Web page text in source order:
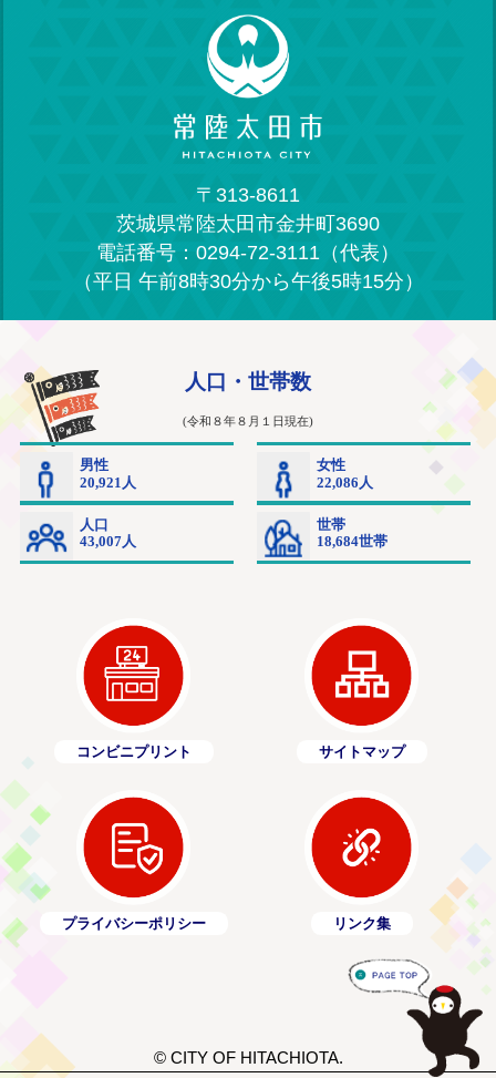
〒313-8611
茨城県常陸太田市金井町3690
電話番号：0294-72-3111（代表）
（平日 午前8時30分から午後5時15分）
コンビニプリント サイトマップ
プライバシーポリシー リンク集
© CITY OF HITACHIOTA.